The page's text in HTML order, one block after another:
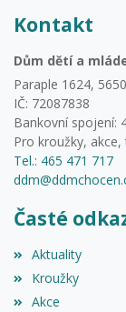
Kontakt
Dům dětí a
Paraple 1624,
IČ: 72087838
Bankovní spojení:
Pro kroužky,
Tel.: 465 471 717
Časté
Aktuality
Kroužky
Akce